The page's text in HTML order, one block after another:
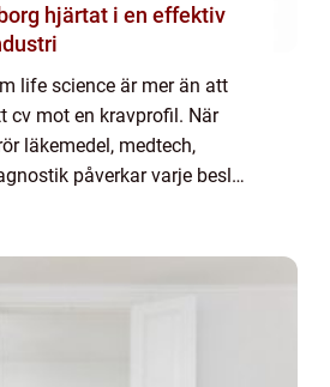
effektiv
life science är mer än att
cv mot en kravprofil. När
läkemedel, medtech,
påverkar varje beslut